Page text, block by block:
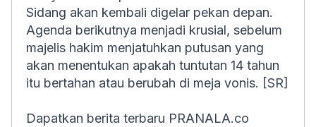
Sidang akan kembali digelar pekan depan.
Agenda berikutnya menjadi krusial, sebelum
majelis hakim menjatuhkan putusan yang
akan menentukan apakah tuntutan 14 tahun
itu bertahan atau berubah di meja vonis. [SR]
Dapatkan berita terbaru PRANALA.co